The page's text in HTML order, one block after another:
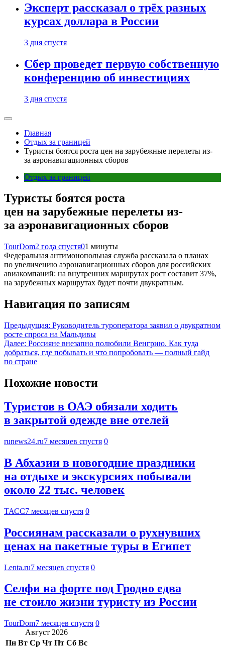
Эксперт рассказал о трёх разных
курсах доллара в России
3 дня спустя
Сбер проведет первую собственную
конференцию об инвестициях
3 дня спустя
Главная
Отдых за границей
Туристы боятся роста цен на зарубежные перелеты из-
за аэронавигационных сборов
Отдых за границей
Туристы боятся роста
цен на зарубежные перелеты из-
за аэронавигационных сборов
TourDom2 года спустя01 минуты
Федеральная антимонопольная служба рассказала о планах
по увеличению аэронавигационных сборов для российских
авиакомпаний: на внутренних маршрутах рост составит 37%,
на зарубежных маршрутах будет почти двукратным.
Навигация по записям
Предыдущая: Руководитель туроператора заявил о двукратном
росте спроса на Мальдивы
Далее: Россияне внезапно полюбили Венгрию. Как туда
добраться, где побывать и что попробовать — полный гайд
по стране
Похожие новости
Туристов в ОАЭ обязали ходить
в закрытой одежде вне отелей
runews24.ru7 месяцев спустя 0
В Абхазии в новогодние праздники
на отдыхе и экскурсиях побывали
около 22 тыс. человек
ТАСС7 месяцев спустя 0
Россиянам рассказали о рухнувших
ценах на пакетные туры в Египет
Lenta.ru7 месяцев спустя 0
Селфи на форте под Гродно едва
не стоило жизни туристу из России
TourDom7 месяцев спустя 0
Август 2026
Пн Вт Ср Чт Пт Сб Вс